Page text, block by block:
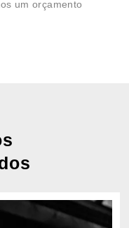
um orçamento